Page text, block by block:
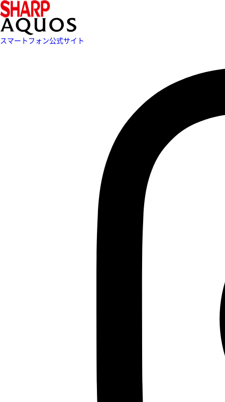
スマートフォン公式サイト